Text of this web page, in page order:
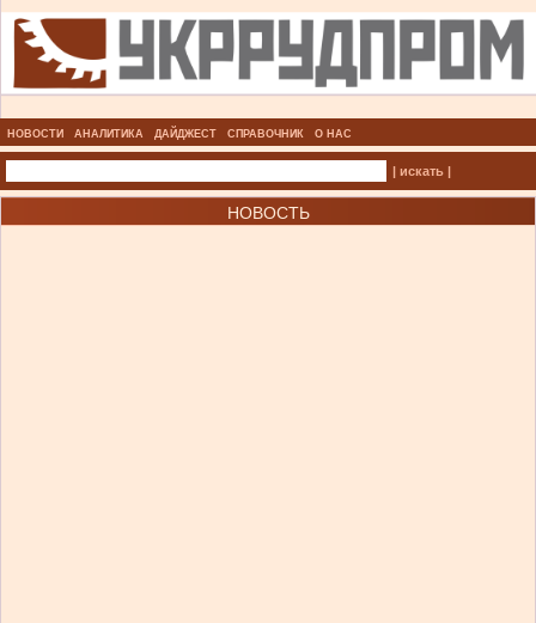
НОВОСТИ АНАЛИТИКА ДАЙДЖЕСТ СПРАВОЧНИК О НАС
| искать |
НОВОСТЬ